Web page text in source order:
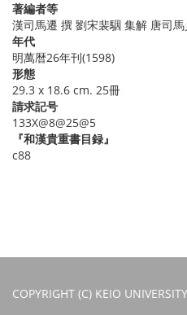
著編者等
漢司馬遷 撰 劉宋裴駰 集解 唐司
年代
明萬暦26年刊(1598)
形態
29.3 x 18.6 cm. 25冊
請求記号
133X@8@25@5
『和漢貴重書目録』
c88
COPYRIGHT (C) KEIO